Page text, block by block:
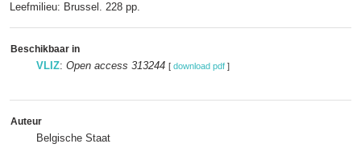
Leefmilieu: Brussel. 228 pp.
Beschikbaar in
VLIZ: Open access 313244 [ download pdf ]
Auteur
Belgische Staat